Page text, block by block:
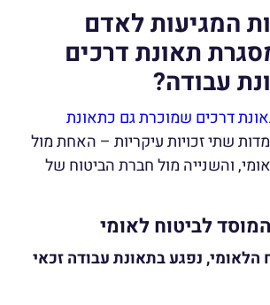
המגיעות לאדם
תאונת דרכים
עבודה?
דרכים שמוכרת גם כתאונת
שתי זכויות עיקריות – האחת מול
והשנייה מול חברת הביטוח של
לביטוח לאומי
הלאומי, נפגע בתאונת עבודה זכאי